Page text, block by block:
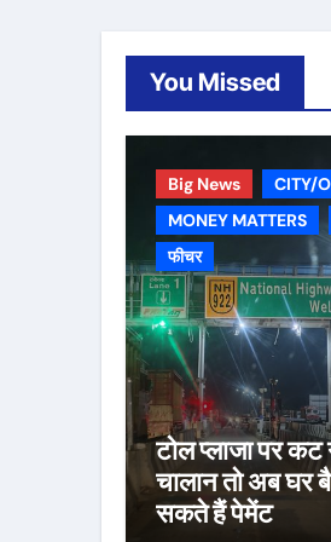
You Missed
Big News
CITY/
MONEY MATTERS
फीचर
टोल प्लाजा पर कट
चालान तो अब घर
सकते हैं पेमेंट